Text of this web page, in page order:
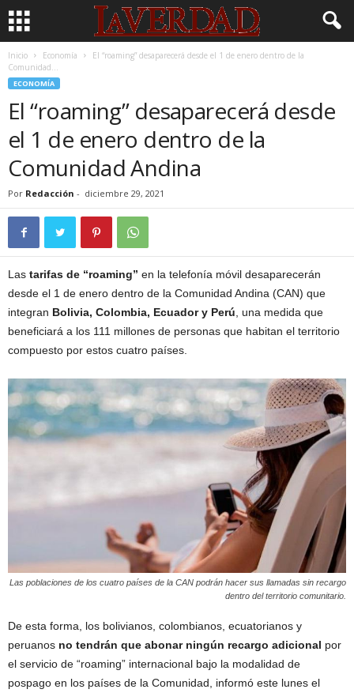
Inicio Economía
El “roaming” desaparecerá desde el 1 de enero dentro de la
Comunidad...
ECONOMÍA
El “roaming” desaparecerá desde
el 1 de enero dentro de la
Comunidad Andina
Por Redacción - diciembre 29, 2021
Las tarifas de “roaming” en la telefonía móvil desaparecerán
desde el 1 de enero dentro de la Comunidad Andina (CAN) que
integran Bolivia, Colombia, Ecuador y Perú , una medida que
beneficiará a los 111 millones de personas que habitan el territorio
compuesto por estos cuatro países.
Las poblaciones de los cuatro países de la CAN podrán hacer sus llamadas sin recargo
dentro del territorio comunitario.
De esta forma, los bolivianos, colombianos, ecuatorianos y
peruanos no tendrán que abonar ningún recargo adicional por
el servicio de “roaming” internacional bajo la modalidad de
pospago en los países de la Comunidad, informó este lunes el